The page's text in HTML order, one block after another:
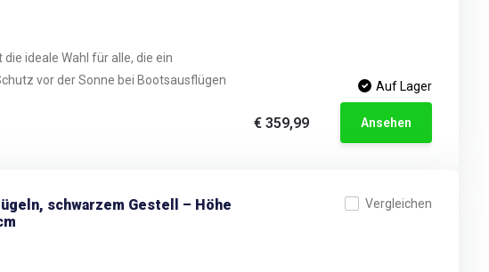
die ideale Wahl für alle, die ein
vor der Sonne bei Bootsausflügen
Auf Lager
€ 359,99 Ansehen
schwarzem Gestell – Höhe
Vergleichen